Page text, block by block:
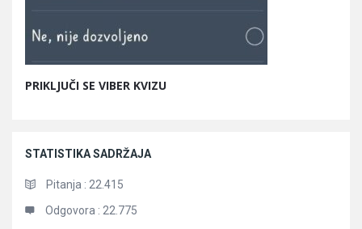
PRIKLJUČI SE VIBER KVIZU
STATISTIKA SADRŽAJA
Pitanja : 22.415
Odgovora : 22.775